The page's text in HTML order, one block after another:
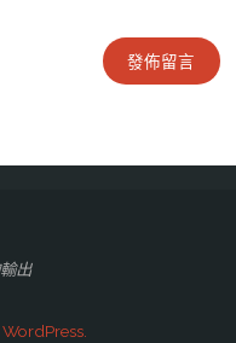
出
WordPress.